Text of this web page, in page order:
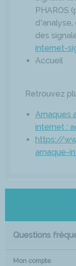
Questions
Mon compte
PHAROS
des
internet-
Accueil
Retrouvez
Arnaques
internet :
https://
arnaque-